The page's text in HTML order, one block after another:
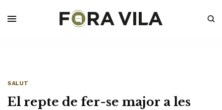
SALUT
El repte de fer-se major a les